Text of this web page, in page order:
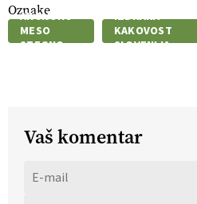
Oznake
AKCIJSKO
MESO
STEGNO
IZBRANA
KAKOVOST
SLOVENIJA
Vaš komentar